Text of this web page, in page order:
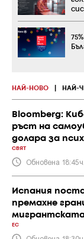
НАЙ-НОВО НАЙ-
Bloomberg:
ръст на
долара за
СВЯТ
Обновена
Испания
премахне
ЕС